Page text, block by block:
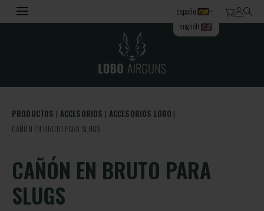
español
english
PRODUCTOS ACCESORIOS ACCESORIOS LOBO
CAÑÓN EN BRUTO PARA SLUGS
CAÑÓN EN BRUTO PARA
SLUGS